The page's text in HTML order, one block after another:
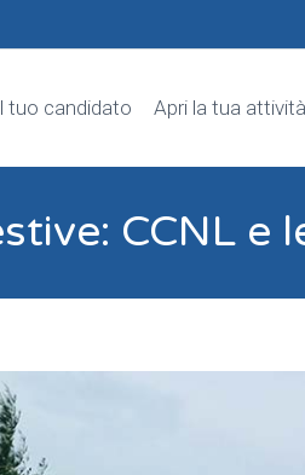
tuo candidato Apri la tua attività
CCNL e